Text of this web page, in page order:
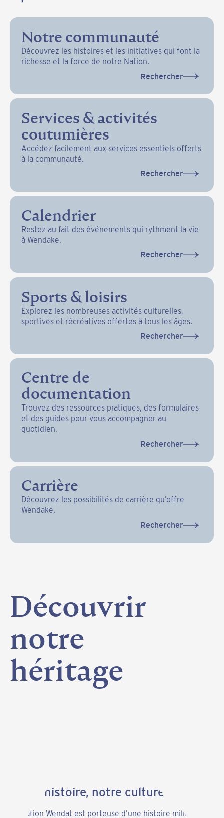
Notre communauté
Découvrez les histoires et les initiatives qui font la
richesse et la force de notre Nation.
Rechercher
Services & activités
coutumières
Accédez facilement aux services essentiels offerts
à la communauté.
Rechercher
Calendrier
Restez au fait des événements qui rythment la vie
à Wendake.
Rechercher
Sports & loisirs
Explorez les nombreuses activités culturelles,
sportives et récréatives offertes à tous les âges.
Rechercher
Centre de
documentation
Trouvez des ressources pratiques, des formulaires
et des guides pour vous accompagner au
quotidien.
Rechercher
Carrière
Découvrez les possibilités de carrière qu’offre
Wendake.
Rechercher
Découvrir
notre
héritage
Notre histoire, notre culture
La Nation Wendat est porteuse d’une histoire millénaire